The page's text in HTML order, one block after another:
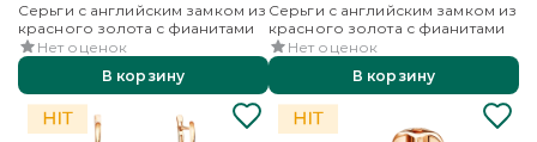
Серьги с английским замком из
красного золота с фианитами
Нет оценок
В корзину
Серьги с английским замком из
красного золота с фианитами
Нет оценок
В корзину